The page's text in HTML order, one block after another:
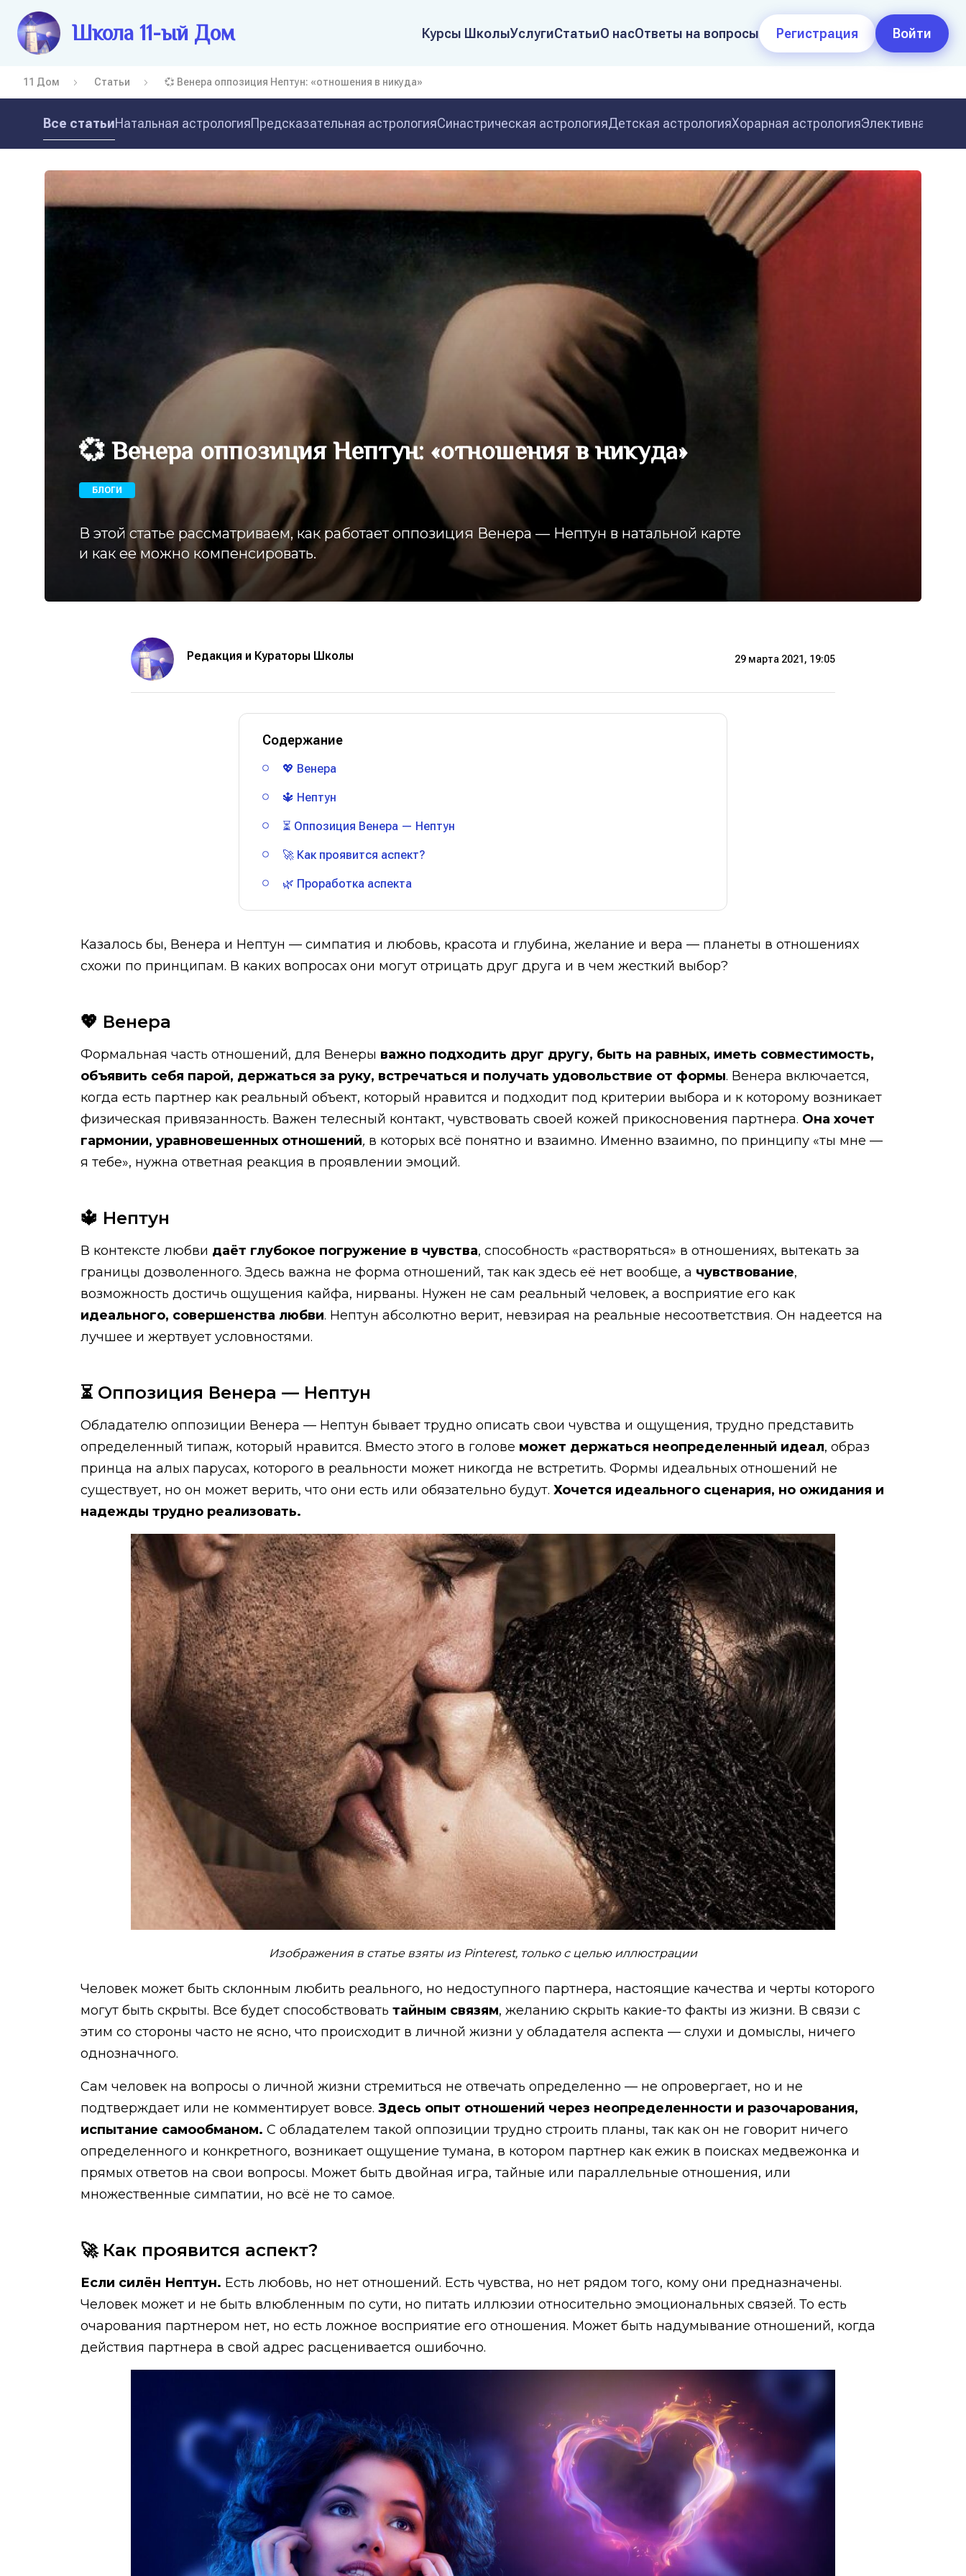
Школа 11-ый Дом Курсы ШколыУслугиСтатьиО насОтветы на вопросы Регистрация Войти
11 Дом Статьи 💞 Венера оппозиция Нептун: «отношения в никуда»
Все статьиНатальная астрологияПредсказательная астрологияСинастрическая астрологияДетская астрологияХорарная астрологияЭлективная
💞 Венера оппозиция Нептун: «отношения в никуда»
БЛОГИ
В этой статье рассматриваем, как работает оппозиция Венера — Нептун в натальной карте
и как ее можно компенсировать.
Редакция и Кураторы Школы 29 марта 2021, 19:05
Содержание
💖 Венера
🔱 Нептун
⏳ Оппозиция Венера — Нептун
🚀 Как проявится аспект?
🌿 Проработка аспекта
Казалось бы, Венера и Нептун — симпатия и любовь, красота и глубина, желание и вера — планеты в отношениях
схожи по принципам. В каких вопросах они могут отрицать друг друга и в чем жесткий выбор?
💖 Венера
Формальная часть отношений, для Венеры важно подходить друг другу, быть на равных, иметь совместимость,
объявить себя парой, держаться за руку, встречаться и получать удовольствие от формы. Венера включается,
когда есть партнер как реальный объект, который нравится и подходит под критерии выбора и к которому возникает
физическая привязанность. Важен телесный контакт, чувствовать своей кожей прикосновения партнера. Она хочет
гармонии, уравновешенных отношений, в которых всё понятно и взаимно. Именно взаимно, по принципу «ты мне —
я тебе», нужна ответная реакция в проявлении эмоций.
🔱 Нептун
В контексте любви даёт глубокое погружение в чувства, способность «растворяться» в отношениях, вытекать за
границы дозволенного. Здесь важна не форма отношений, так как здесь её нет вообще, а чувствование,
возможность достичь ощущения кайфа, нирваны. Нужен не сам реальный человек, а восприятие его как
идеального, совершенства любви. Нептун абсолютно верит, невзирая на реальные несоответствия. Он надеется на
лучшее и жертвует условностями.
⏳ Оппозиция Венера — Нептун
Обладателю оппозиции Венера — Нептун бывает трудно описать свои чувства и ощущения, трудно представить
определенный типаж, который нравится. Вместо этого в голове может держаться неопределенный идеал, образ
принца на алых парусах, которого в реальности может никогда не встретить. Формы идеальных отношений не
существует, но он может верить, что они есть или обязательно будут. Хочется идеального сценария, но ожидания и
надежды трудно реализовать.
Изображения в статье взяты из Pinterest, только с целью иллюстрации
Человек может быть склонным любить реального, но недоступного партнера, настоящие качества и черты которого
могут быть скрыты. Все будет способствовать тайным связям, желанию скрыть какие-то факты из жизни. В связи с
этим со стороны часто не ясно, что происходит в личной жизни у обладателя аспекта — слухи и домыслы, ничего
однозначного.
Сам человек на вопросы о личной жизни стремиться не отвечать определенно — не опровергает, но и не
подтверждает или не комментирует вовсе. Здесь опыт отношений через неопределенности и разочарования,
испытание самообманом. С обладателем такой оппозиции трудно строить планы, так как он не говорит ничего
определенного и конкретного, возникает ощущение тумана, в котором партнер как ежик в поисках медвежонка и
прямых ответов на свои вопросы. Может быть двойная игра, тайные или параллельные отношения, или
множественные симпатии, но всё не то самое.
🚀 Как проявится аспект?
Если силён Нептун. Есть любовь, но нет отношений. Есть чувства, но нет рядом того, кому они предназначены.
Человек может и не быть влюбленным по сути, но питать иллюзии относительно эмоциональных связей. То есть
очарования партнером нет, но есть ложное восприятие его отношения. Может быть надумывание отношений, когда
действия партнера в свой адрес расценивается ошибочно.